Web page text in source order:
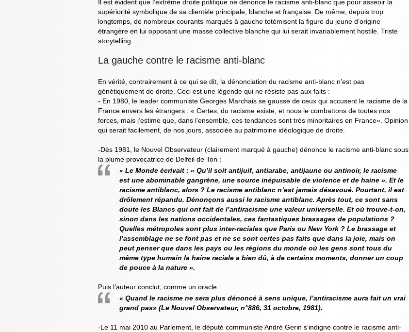
Il est évident que l’extrême droite politique ne dénonce le racisme anti-blanc que pour asseoir la
supériorité symbolique de sa clientèle principale, blanche et française. De même, depuis trop
longtemps, de nombreux courants marqués à gauche totémisent la figure du jeune d’origine
étrangère en lui opposant une masse collective blanche qui lui serait invariablement hostile. Triste
storytelling…
La gauche contre le racisme anti-blanc
En vérité, contrairement à ce qui se dit, la dénonciation du racisme anti-blanc n’est pas
génétiquement de droite. Ceci est une légende qui ne résiste pas aux faits :
- En 1980, le leader communiste Georges Marchais se gausse de ceux qui accusent le racisme de la
France envers les étrangers : « Certes, du racisme existe, et nous le combattons de toutes nos
forces, mais j’estime que, dans l’ensemble, ces tendances sont très minoritaires en France». Opinion
qui serait facilement, de nos jours, associée au patrimoine idéologique de droite.
-Dès 1981, le Nouvel Observateur (clairement marqué à gauche) dénonce le racisme anti-blanc sous
la plume provocatrice de Delfeil de Ton :
« Le Monde écrivait : « Qu’il soit antijuif, antiarabe, antijaune ou antinoir, le racisme
est une abominable gangrène, une source inépuisable de violence et de haine ». Et le
racisme antiblanc, alors ? Le racisme antiblanc n’est jamais désavoué. Pourtant, il est
drôlement répandu. Dénonçons aussi le racisme antiblanc. Après tout, ce sont sans
doute les Blancs qui ont fait de l’antiracisme une valeur universelle. Et où trouve-t-on,
sinon dans les nations occidentales, ces fantastiques brassages de populations ?
Quelles métropoles sont plus inter-raciales que Paris ou New York ? Le brassage et
l’assemblage ne se font pas et ne se sont certes pas faits que dans la joie, mais on
peut penser que dans les pays ou les régions du monde où les gens sont tous du
même type humain la haine raciale a bien dû, à de certains moments, donner un coup
de pouce à la nature ».
Puis l’auteur conclut, comme un oracle :
« Quand le racisme ne sera plus dénoncé à sens unique, l’antiracisme aura fait un vrai
grand pas» (Le Nouvel Observateur, n°886, 31 octobre, 1981).
-Le 11 mai 2010 au Parlement, le député communiste André Gerin s’indigne contre le racisme anti-